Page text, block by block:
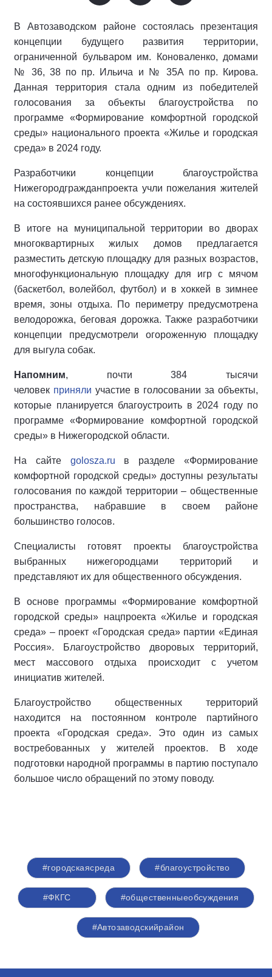
В Автозаводском районе состоялась презентация
концепции будущего развития территории,
ограниченной бульваром им. Коноваленко, домами
№ 36, 38 по пр. Ильича и № 35А по пр. Кирова.
Данная территория стала одним из победителей
голосования за объекты благоустройства по
программе «Формирование комфортной городской
среды» национального проекта «Жилье и городская
среда» в 2024 году.
Разработчики концепции благоустройства
Нижегородгражданпроекта учли пожелания жителей
на состоявшихся ранее обсуждениях.
В итоге на муниципальной территории во дворах
многоквартирных жилых домов предлагается
разместить детскую площадку для разных возрастов,
многофункциональную площадку для игр с мячом
(баскетбол, волейбол, футбол) и в хоккей в зимнее
время, зоны отдыха. По периметру предусмотрена
велодорожка, беговая дорожка. Также разработчики
концепции предусмотрели огороженную площадку
для выгула собак.
Напомним, почти 384 тысячи
человек приняли участие в голосовании за объекты,
которые планируется благоустроить в 2024 году по
программе «Формирование комфортной городской
среды» в Нижегородской области.
На сайтеgolosza.ru в разделе «Формирование
комфортной городской среды» доступны результаты
голосования по каждой территории – общественные
пространства, набравшие в своем районе
большинство голосов.
Специалисты готовят проекты благоустройства
выбранных нижегородцами территорий и
представляют их для общественного обсуждения.
В основе программы «Формирование комфортной
городской среды» нацпроекта «Жилье и городская
среда» – проект «Городская среда» партии «Единая
Россия». Благоустройство дворовых территорий,
мест массового отдыха происходит c учетом
инициатив жителей.
Благоустройство общественных территорий
находится на постоянном контроле партийного
проекта «Городская среда». Это один из самых
востребованных у жителей проектов. В ходе
подготовки народной программы в партию поступало
большое число обращений по этому поводу.
#городскаясреда #благоустройство
#ФКГС #общественныеобсуждения
#Автозаводскийрайон